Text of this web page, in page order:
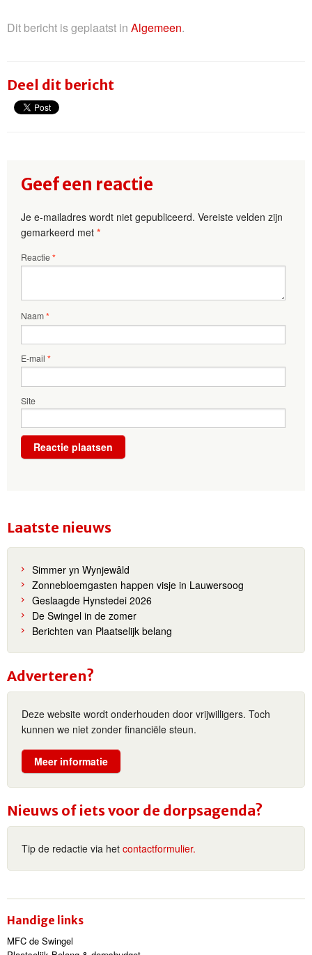
Dit bericht is geplaatst in Algemeen.
Deel dit bericht
Geef een reactie
Je e-mailadres wordt niet gepubliceerd. Vereiste velden zijn
gemarkeerd met *
Reactie*
Naam*
E-mail *
Site
Laatste nieuws
Simmer yn Wynjewâld
Zonnebloemgasten happen visje in Lauwersoog
Geslaagde Hynstedei 2026
De Swingel in de zomer
Berichten van Plaatselijk belang
Adverteren?
Deze website wordt onderhouden door vrijwilligers. Toch
kunnen we niet zonder financiële steun.
Meer informatie
Nieuws of iets voor de dorpsagenda?
Tip de redactie via het contactformulier.
Handige links
MFC de Swingel